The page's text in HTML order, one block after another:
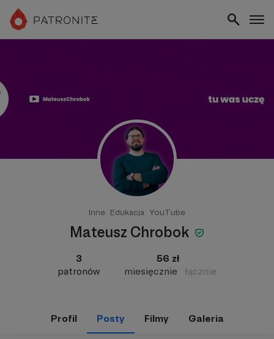
Inne Edukacja YouTube
Mateusz Chrobok
3
patronów
56 zł
miesięcznie
łącznie
Profil Posty Filmy Galeria